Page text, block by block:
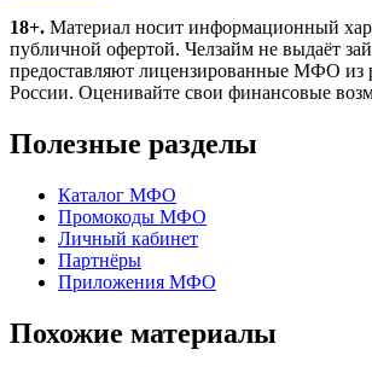
18+. Материал носит информационный
публичной офертой. Челзайм не выдаёт
предоставляют лицензированные МФО из
России. Оценивайте свои финансовые
Полезные разделы
Каталог МФО
Промокоды МФО
Личный кабинет
Партнёры
Приложения МФО
Похожие материалы